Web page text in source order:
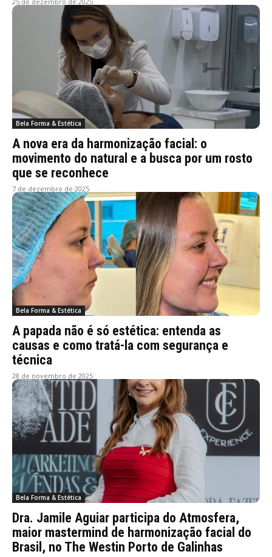
Bela Forma & Estética
A nova era da harmonização facial: o
movimento do natural e a busca por um rosto
que se reconhece
7 de dezembro de 2025
Bela Forma & Estética
A papada não é só estética: entenda as
causas e como tratá-la com segurança e
técnica
28 de novembro de 2025
Bela Forma & Estética
Dra. Jamile Aguiar participa do Atmosfera,
maior mastermind de harmonização facial do
Brasil, no The Westin Porto de Galinhas